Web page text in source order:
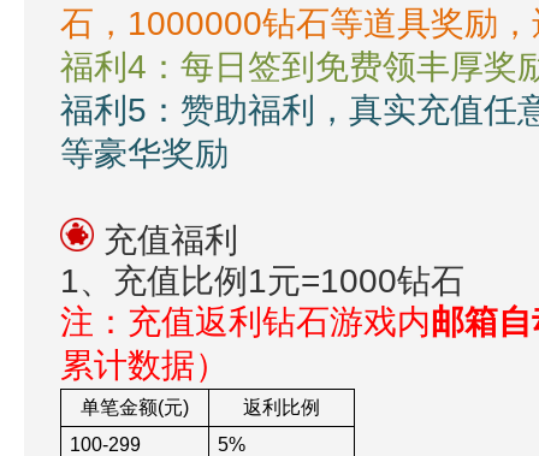
石，1000000钻石等道具奖励
福利4：每日签到免费领丰厚奖
福利5：赞助福利，真实充值任
等豪华奖励
充值福利
1、充值比例1元=1000钻石
注：充值返利钻石游戏内邮箱
累计数据）
单笔金额(元)
返利比例
100-299
5%